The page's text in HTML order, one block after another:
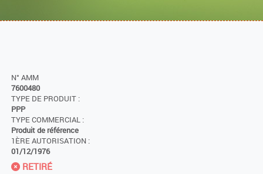
N° AMM
7600480
TYPE DE PRODUIT :
PPP
TYPE COMMERCIAL :
Produit de référence
1ÈRE AUTORISATION :
01/12/1976
RETIRÉ